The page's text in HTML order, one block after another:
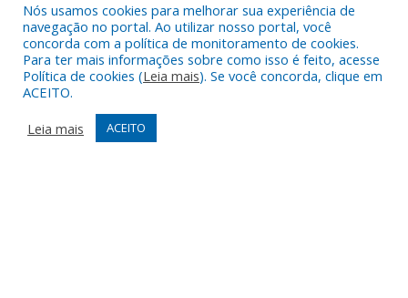
Muito mais que
Realizamos umaassessoria
contrato que todas as exigências das
Nós usamos cookies para melhorar sua experiência de
navegação no portal. Ao utilizar nosso portal, você
concorda com a política de monitoramento de cookies.
Para ter mais informações sobre como isso é feito, acesse
Política de cookies (Leia mais). Se você concorda, clique em
ACEITO.
Leia mais
ACEITO